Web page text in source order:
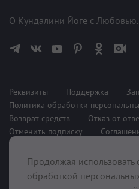
О Кундалини Йоге с Любовью.
Реквизиты Поддержка
Политика обработки
Возврат средств
Отказ от
Отменить подписку
При
Продолжая использовать
обработкой